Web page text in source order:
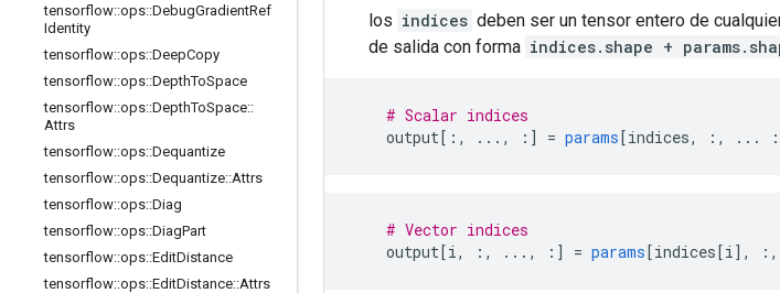
tensorflow::ops::DebugGradientRef
Identity
tensorflow::ops::DeepCopy
tensorflow::ops::DepthToSpace
tensorflow::ops::DepthToSpace::
Attrs
tensorflow::ops::Dequantize
tensorflow::ops::Dequantize::Attrs
tensorflow::ops::Diag
tensorflow::ops::DiagPart
tensorflow::ops::EditDistance
tensorflow::ops::EditDistance::Attrs
los indices deben ser un tensor entero de
de salida con forma indices.shape +
# Scalar indices
output[:, ..., :] = params[indices, :, ...
# Vector indices
output[i, :, ..., :] = params[indices[i], :,